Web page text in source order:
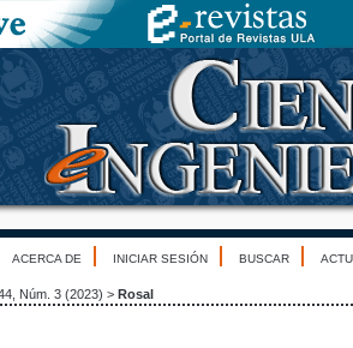
ACERCA DE INICIAR SESIÓN BUSCAR
Núm. 3 (2023) > Rosal